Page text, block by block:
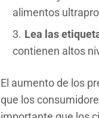
alimentos
Lea las
contienen altos
El aumento de los
que los